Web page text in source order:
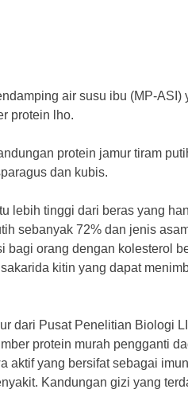
air susu ibu (MP-ASI)
protein lho.
protein jamur tiram
dan kubis.
lebih tinggi dari beras yang
sebanyak 72% dan jenis
bagi orang dengan kolesterol
kitin yang dapat
dari Pusat Penelitian Biologi
protein murah pengganti
aktif yang bersifat sebagai
Kandungan gizi yang